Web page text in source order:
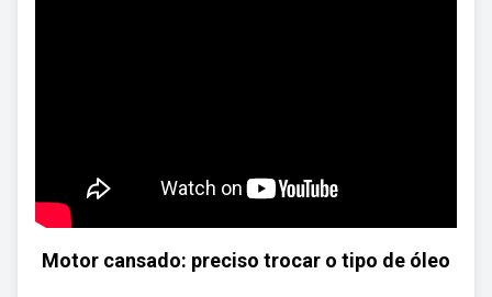
Motor cansado: preciso trocar o tipo de óleo